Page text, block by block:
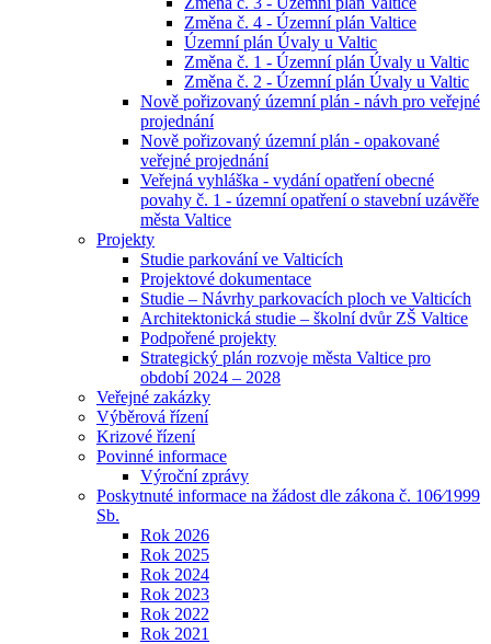
Změna č. 4 - Územní plán Valtice
Územní plán Úvaly u Valtic
Změna č. 1 - Územní plán Úvaly u Valtic
Změna č. 2 - Územní plán Úvaly u Valtic
Nově pořizovaný územní plán - návh pro veřejné
projednání
Nově pořizovaný územní plán - opakované
veřejné projednání
Veřejná vyhláška - vydání opatření obecné
povahy č. 1 - územní opatření o stavební uzávěře
města Valtice
Projekty
Studie parkování ve Valticích
Projektové dokumentace
Studie – Návrhy parkovacích ploch ve Valticích
Architektonická studie – školní dvůr ZŠ Valtice
Podpořené projekty
Strategický plán rozvoje města Valtice pro
období 2024 – 2028
Veřejné zakázky
Výběrová řízení
Krizové řízení
Povinné informace
Výroční zprávy
Poskytnuté informace na žádost dle zákona č. 106⁄1999
Sb.
Rok 2026
Rok 2025
Rok 2024
Rok 2023
Rok 2022
Rok 2021